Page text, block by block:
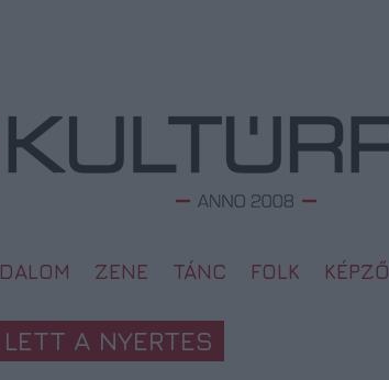
ZENE TÁNC FOLK KÉPZŐ
A NYERTES